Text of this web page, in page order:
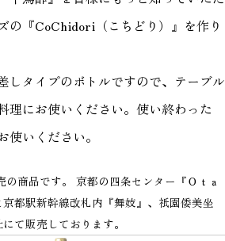
の『CoChidori（こちどり）』を作り
しタイプのボトルですので、テーブル
理にお使いください。使い終わった
使いください。
商品です。 京都の四条センター『Ｏｔａ
都駅新幹線改札内『舞妓』、祇園倭美坐
て販売しております。